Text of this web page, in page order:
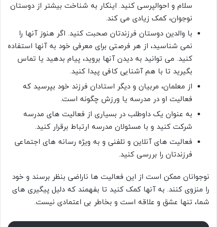
سلام و احوالپرسی کنید. اینکار به شناخت بیشتر از دوستان
نوجوان، کمک زیادی می کند.
با والدین دوستان فرزندتان صحبت کنید. اگر هنوز آنها را
نمی شناسید، از هر فرصتی برای معرفی خود به آنها استفاده
کنید. می توانید به دیدن آنها بروید، پیام بدهید یا تماس
بگیرید تا با هم آشنایی کافی پیدا کنید.
از معلمان، مربیان و دیگر استادان فرزند خود بپرسید که
فعالیت او در مدرسه یا ورزش چگونه است.
به عنوان یک داوطلب در بسیاری از فعالیت های مدرسه
شرکت کنید و با مسئولان مدرسه ارتباط برقرار کنید.
فعالیت های آنلاین و تلفنی و به ویژه رسانه های اجتماعی
فرزندتان را بررسی کنید.
نوجوانان ممکن است از این فعالیت ها ناراضی بنظر برسند و خود
را منزوی کنند. به آنها کمک کنید تا بفهمند که دلیل پیگیری های
شما، تنها عشق و علاقه است و بخاطر بی اعتمادی نیست.